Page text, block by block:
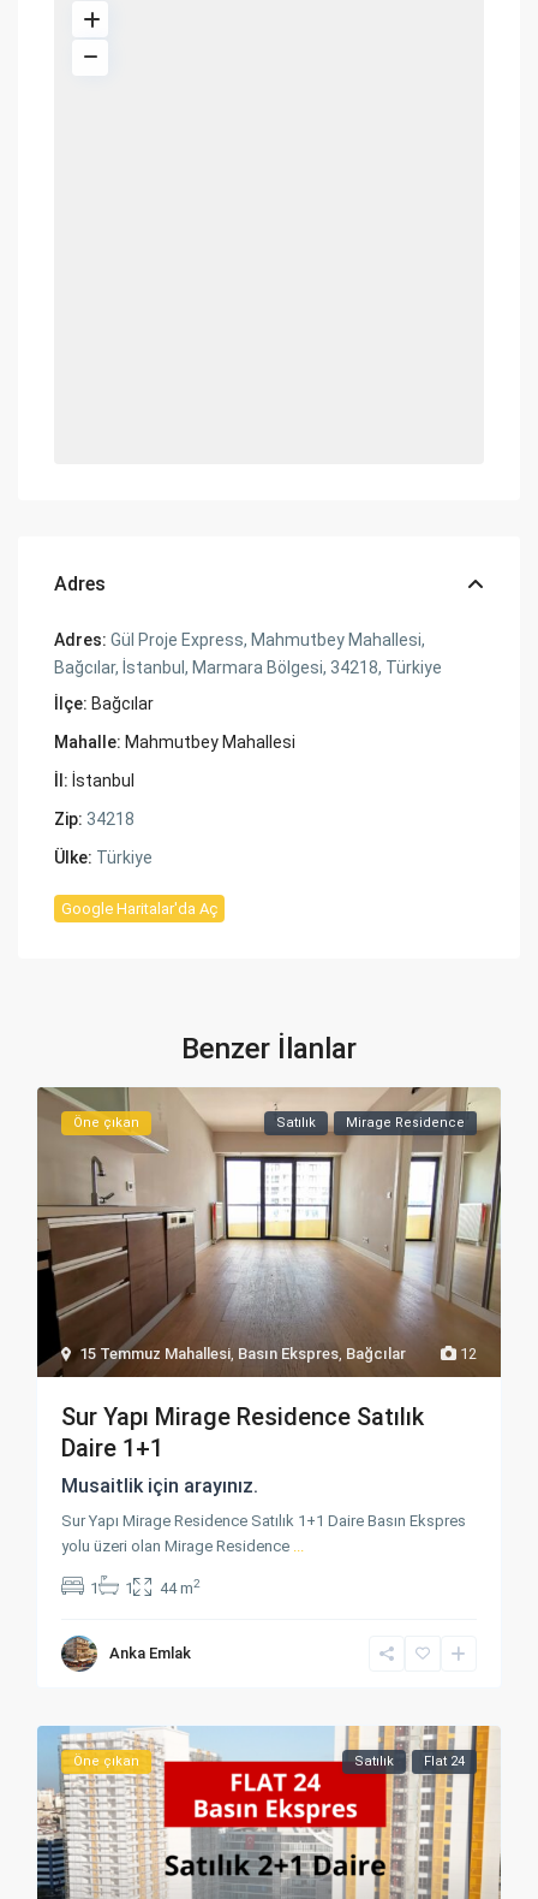
Adres
Adres: Gül Proje Express, Mahmutbey Mahallesi,
Bağcılar, İstanbul, Marmara Bölgesi, 34218, Türkiye
İlçe: Bağcılar
Mahalle: Mahmutbey Mahallesi
İl: İstanbul
Zip: 34218
Ülke: Türkiye
Google Haritalar'da Aç
Benzer İlanlar
12
15 Temmuz Mahallesi, Basın Ekspres, Bağcılar
Öne çıkan Satılık Mirage Residence
Sur Yapı Mirage Residence Satılık
Daire 1+1
Musaitlik için arayınız.
Sur Yapı Mirage Residence Satılık 1+1 Daire Basın Ekspres
yolu üzeri olan Mirage Residence ...
1 1 44 m2
Anka Emlak
Öne çıkan Satılık Flat 24